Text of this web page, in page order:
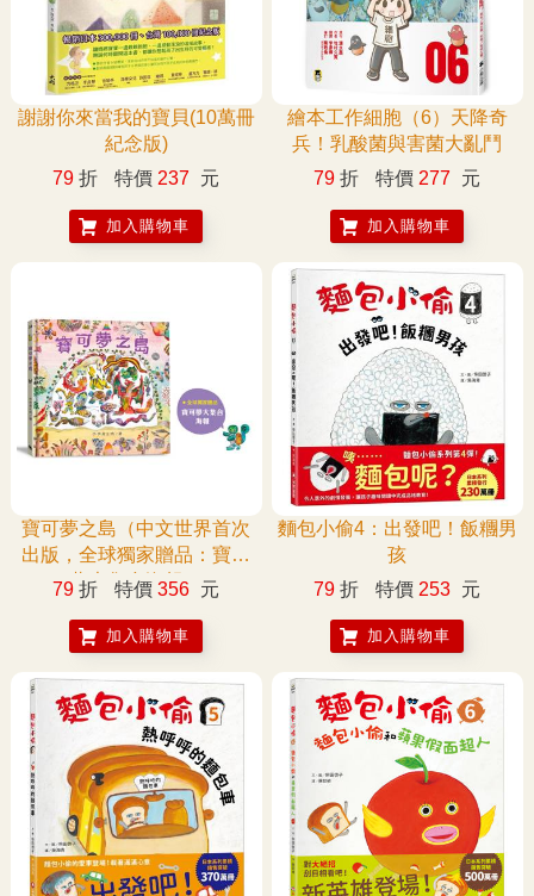
謝謝你來當我的寶貝(10萬冊
紀念版)
79 折 特價 237 元
加入購物車
繪本工作細胞（6）天降奇
兵！乳酸菌與害菌大亂鬥
79 折 特價 277 元
加入購物車
寶可夢之島（中文世界首次
出版，全球獨家贈品：寶可
夢大集合海報）
79 折 特價 356 元
加入購物車
麵包小偷4：出發吧！飯糰男
孩
79 折 特價 253 元
加入購物車